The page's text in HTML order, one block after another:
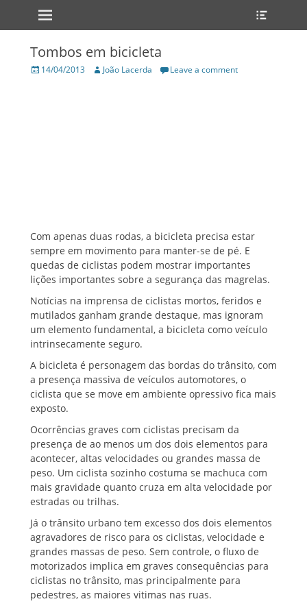
Primary Menu
Skip
Tombos em bicicleta
Posted
14/04/2013 Author
João Lacerda Leave a comment
Com apenas duas rodas, a bicicleta precisa estar
sempre em movimento para manter-se de pé. E
quedas de ciclistas podem mostrar importantes
lições importantes sobre a segurança das magrelas.
Notícias na imprensa de ciclistas mortos, feridos e
mutilados ganham grande destaque, mas ignoram
um elemento fundamental, a bicicleta como veículo
intrinsecamente seguro.
A bicicleta é personagem das bordas do trânsito, com
a presença massiva de veículos automotores, o
ciclista que se move em ambiente opressivo fica mais
exposto.
Ocorrências graves com ciclistas precisam da
presença de ao menos um dos dois elementos para
acontecer, altas velocidades ou grandes massa de
peso. Um ciclista sozinho costuma se machuca com
mais gravidade quanto cruza em alta velocidade por
estradas ou trilhas.
Já o trânsito urbano tem excesso dos dois elementos
agravadores de risco para os ciclistas, velocidade e
grandes massas de peso. Sem controle, o fluxo de
motorizados implica em graves consequências para
ciclistas no trânsito, mas principalmente para
pedestres, as maiores vitimas nas ruas.